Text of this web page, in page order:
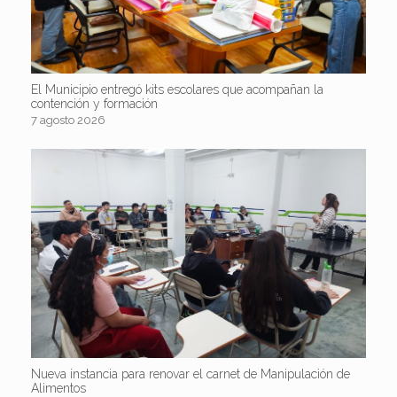
El Municipio entregó kits escolares que acompañan la
contención y formación
7 agosto 2026
Nueva instancia para renovar el carnet de Manipulación de
Alimentos